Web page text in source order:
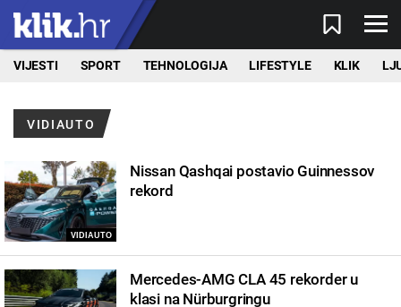
VIJESTI SPORT TEHNOLOGIJA LIFESTYLE KLIK
VIDIAUTO
VIDIAUTO
Nissan Qashqai postavio Guinnessov
rekord
Mercedes-AMG CLA 45 rekorder u
klasi na Nürburgringu